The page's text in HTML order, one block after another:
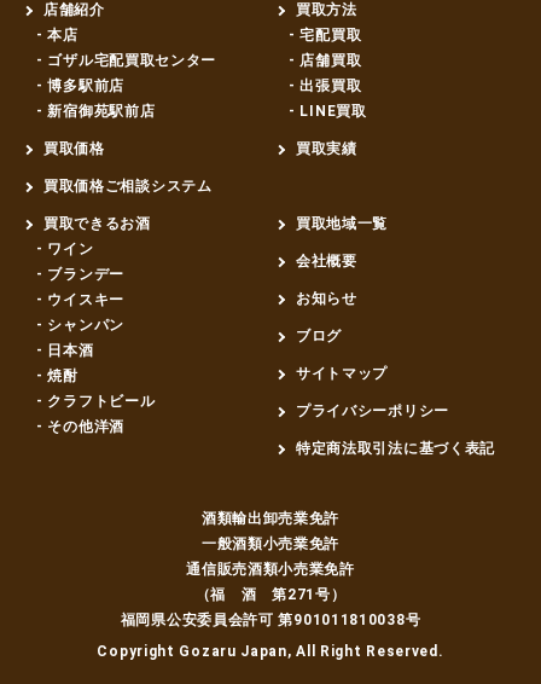
店舗紹介
- 本店
- ゴザル宅配買取センター
- 博多駅前店
- 新宿御苑駅前店
買取価格
買取価格ご相談システム
買取方法
- 宅配買取
- 店舗買取
- 出張買取
- LINE買取
買取実績
買取できるお酒
- ワイン
- ブランデー
- ウイスキー
- シャンパン
- 日本酒
- 焼酎
- クラフトビール
- その他洋酒
買取地域一覧
会社概要
お知らせ
ブログ
サイトマップ
プライバシーポリシー
特定商法取引法に基づく表記
酒類輸出卸売業免許
一般酒類小売業免許
通信販売酒類小売業免許
（福 酒 第271号）
福岡県公安委員会許可 第901011810038号
Copyright Gozaru Japan, All Right Reserved.